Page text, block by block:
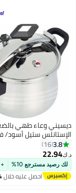
بالضغط من
فضي
+ 1
خلال 14 - 15